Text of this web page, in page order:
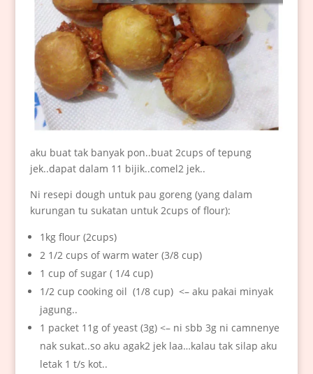
aku buat tak banyak pon..buat 2cups of tepung
jek..dapat dalam 11 bijik..comel2 jek..
Ni resepi dough untuk pau goreng (yang dalam
kurungan tu sukatan untuk 2cups of flour):
1kg flour (2cups)
2 1/2 cups of warm water (3/8 cup)
1 cup of sugar ( 1/4 cup)
1/2 cup cooking oil (1/8 cup) <– aku pakai minyak
jagung..
1 packet 11g of yeast (3g) <– ni sbb 3g ni camnenye
nak sukat..so aku agak2 jek laa…kalau tak silap aku
letak 1 t/s kot..